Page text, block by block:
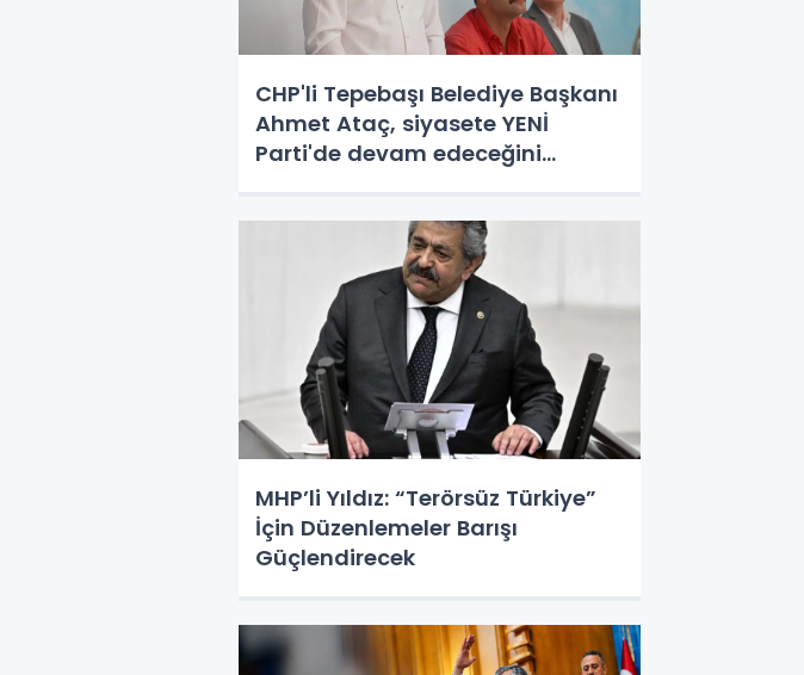
CHP'li Tepebaşı Belediye Başkanı
Ahmet Ataç, siyasete YENİ
Parti'de devam edeceğini
MHP’li Yıldız: “Terörsüz Türkiye”
İçin Düzenlemeler Barışı
Güçlendirecek